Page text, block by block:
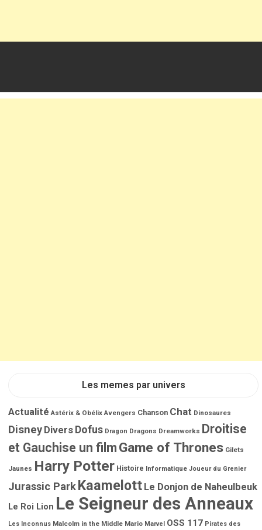
Les memes par univers
Actualité Astérix & Obélix Avengers Chanson Chat Dinosaures
Disney Divers Dofus Dragon Dragons Dreamworks Droitise
et Gauchise un film Game of Thrones Gilets
Jaunes Harry Potter Histoire Informatique Joueur du Grenier
Jurassic ParkKaamelott Le Donjon de Naheulbeuk
Le Roi Lion Le Seigneur des Anneaux
Les Inconnus Malcolm in the Middle Mario Marvel OSS 117 Pirates des